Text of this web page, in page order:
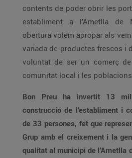
contents de poder obrir les
establiment a l’Ametlla de
obertura volem apropar als
variada de productes frescos i
voluntat de ser un comerç
comunitat local i les
Bon Preu ha invertit 13
construcció de l’establiment i
de 33 persones, fet que
Grup amb el creixement i la
qualitat al municipi de l’Ametlla